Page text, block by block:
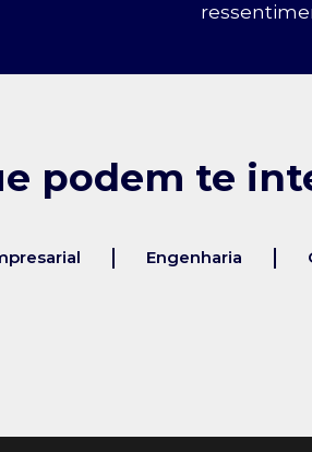
podem te
Engenharia